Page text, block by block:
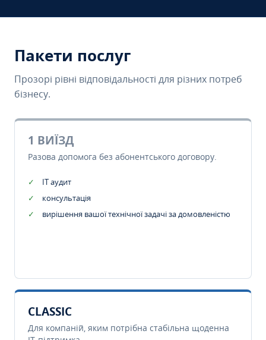
Пакети послуг
Прозорі рівні відповідальності для різних потреб
бізнесу.
1 ВИЇЗД
Разова допомога без абонентського договору.
IT аудит
консультація
вирішення вашої технічної задачі за домовленістю
CLASSIC
Для компаній, яким потрібна стабільна щоденна